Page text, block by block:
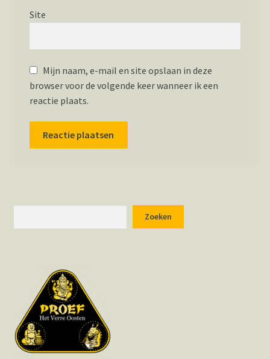
Site
Mijn naam, e-mail en site opslaan in deze
browser voor de volgende keer wanneer ik een
reactie plaats.
Zoeken